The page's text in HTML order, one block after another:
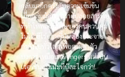
กลับมาอีกครั้งกับความเข้มข้น
เมื่อกลุ่มผู้ก่อการร้ายปล่อยสารพิษ
ที่ทำให้พลังพิเศษของคนควบคุม
ไม่ได้ ฮีโร่จากญี่ปุ่นต้องกระจาย
กำลังไปทั่วโลกเพื่อตามล่าตัว
บงการ เหมือน Avengers แต่เป็น
เวอร์ชั่นอนิเมะที่บู๊สะใจกว่า!